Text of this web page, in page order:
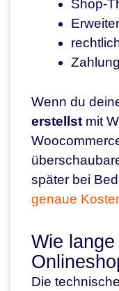
Shop-
Wenn du
erstellst mit
später bei
genaue
Wie
Die